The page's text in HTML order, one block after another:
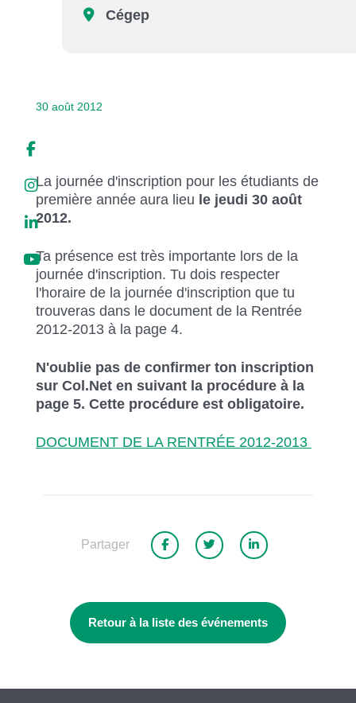
Liens soulignés
Réinitialiser
Cégep
30 août 2012
La journée d'inscription pour les étudiants de
première année aura lieu le jeudi 30 août
2012.
Ta présence est très importante lors de la
journée d'inscription. Tu dois respecter
l'horaire de la journée d'inscription que tu
trouveras dans le document de la Rentrée
2012-2013 à la page 4.
N'oublie pas de confirmer ton inscription
sur Col.Net en suivant la procédure à la
page 5. Cette procédure est obligatoire.
DOCUMENT DE LA RENTRÉE 2012-2013
Partager
Retour à la liste des événements